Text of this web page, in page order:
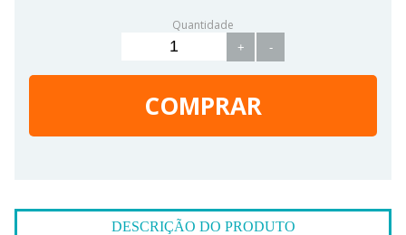
Quantidade
+ -
COMPRAR
DESCRIÇÃO DO PRODUTO